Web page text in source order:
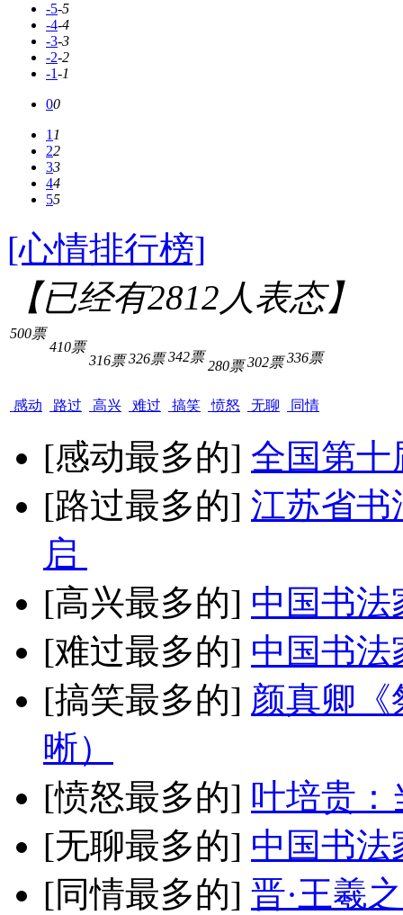
-5-5
-4-4
-3-3
-2-2
-1-1
00
11
22
33
44
55
[心情排行榜]
【已经有2812人表态】
500票
感动
410票
路过
316票
高兴
326票
难过
342票
搞笑
280票
愤怒
302票
无聊
336票
同情
[感动最多的] 全国第十
[路过最多的] 江苏省书
启
[高兴最多的] 中国书法
[难过最多的] 中国书法
[搞笑最多的] 颜真卿《
晰）
[愤怒最多的] 叶培贵：
[无聊最多的] 中国书法
[同情最多的] 晋·王羲